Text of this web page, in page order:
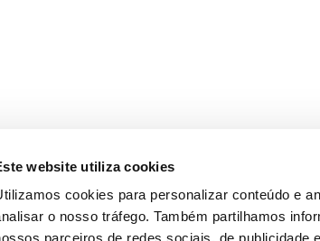
website utiliza cookies
cookies para personalizar conteúdo e
o nosso tráfego. Também partilhamos